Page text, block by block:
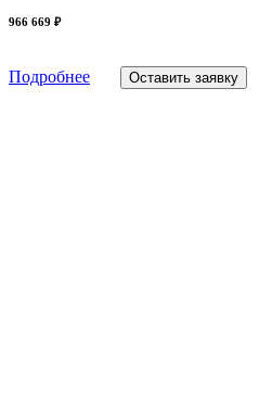
966 669 ₽
Подробнее Оставить заявку